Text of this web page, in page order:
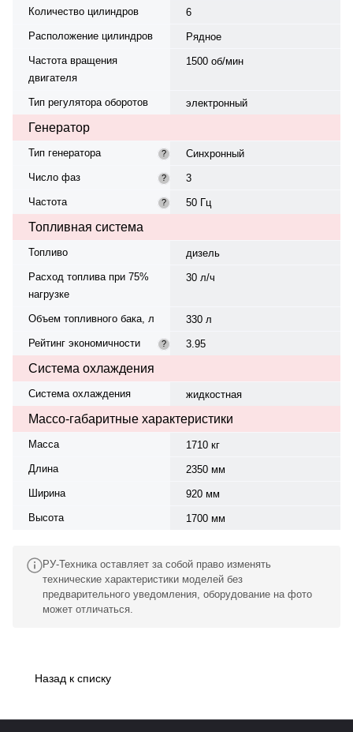
Количество цилиндров
6
Расположение цилиндров
Рядное
Частота вращения
двигателя
1500 об/мин
Тип регулятора оборотов электронный
Генератор
Тип генератора ?
Синхронный
Число фаз
?
3
Частота
? 50 Гц
Топливная система
Топливо
дизель
Расход топлива при 75%
нагрузке
30 л/ч
Объем топливного бака, л
330 л
Рейтинг экономичности
? 3.95
Система охлаждения
Система охлаждения жидкостная
Массо-габаритные характеристики
Масса
1710 кг
Длина
2350 мм
Ширина
920 мм
Высота
1700 мм
РУ-Техника оставляет за собой право изменять
технические характеристики моделей без
предварительного уведомления, оборудование на фото
может отличаться.
Назад к списку